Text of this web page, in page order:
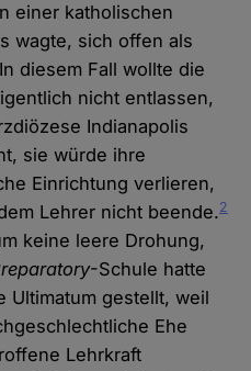
einer katholischen
wagte, sich offen als
diesem Fall wollte die
nicht entlassen,
Indianapolis
sie würde ihre
Einrichtung verlieren,
Lehrer nicht beende.2
keine leere Drohung,
-Schule hatte
Ultimatum gestellt, weil
Ehe
Lehrkraft